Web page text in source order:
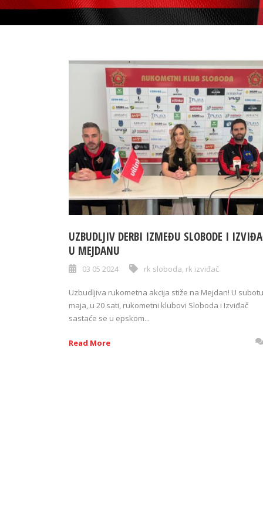
UZBUDLJIV DERBI IZMEĐU SLOBODE I
U MEJDANU
03 05 2024 rk sloboda rk izviđač
Uzbudljiva rukometna akcija stiže na Mejdan! U
maja, u 20 sati, rukometni klubovi Sloboda i Izviđač
sastaće se u epskom...
Read More